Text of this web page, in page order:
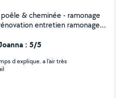
& cheminée - ramonage
entretien ramonage
: 5/5
d explique. a l'air très